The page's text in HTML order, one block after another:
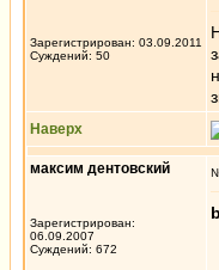
Зарегистрирован: 03.09.2011
Суждений: 50
Наверх
максим дентовский
Зарегистрирован:
06.09.2007
Суждений: 672